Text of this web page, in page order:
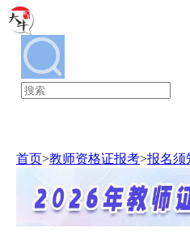
首页>教师资格证报考>报名须